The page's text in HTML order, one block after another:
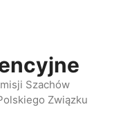
Szachów
Związku